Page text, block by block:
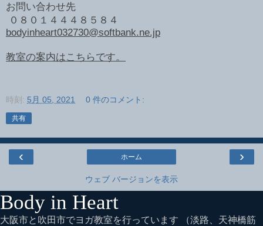
お問い合わせ先
０８０１４４４８５８４
bodyinheart032730@softbank.ne.jp
教室の案内はこちらです。
時刻: 5月 05, 2021 0 件のコメント:
共有
‹ ›
ホーム
ウェブ バージョンを表示
Body in Heart
大阪市と吹田市でヨガ教室を行っています （淡路、天神橋筋